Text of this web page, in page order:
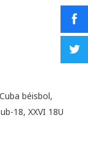
béisbol,
18, XXVI 18U